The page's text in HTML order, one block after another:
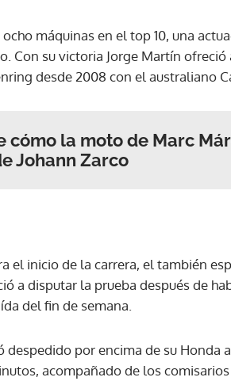
máquinas en el top 10, una
Con su victoria Jorge Martín
desde 2008 con el australiano
cómo la moto de Marc
Johann Zarco
el inicio de la carrera, el también
a disputar la prueba después de
del fin de semana.
despedido por encima de su
acompañado de los